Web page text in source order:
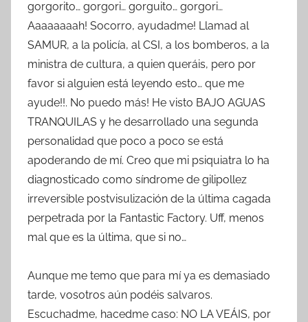
gorgorito… gorgori… gorguito… gorgori…
Aaaaaaaah! Socorro, ayudadme! Llamad al
SAMUR, a la policía, al CSI, a los bomberos, a la
ministra de cultura, a quien queráis, pero por
favor si alguien está leyendo esto… que me
ayude!!. No puedo más! He visto BAJO AGUAS
TRANQUILAS y he desarrollado una segunda
personalidad que poco a poco se está
apoderando de mí. Creo que mi psiquiatra lo ha
diagnosticado como síndrome de gilipollez
irreversible postvisulización de la última cagada
perpetrada por la Fantastic Factory. Uff, menos
mal que es la última, que si no…
Aunque me temo que para mí ya es demasiado
tarde, vosotros aún podéis salvaros.
Escuchadme, hacedme caso: NO LA VEÁIS, por